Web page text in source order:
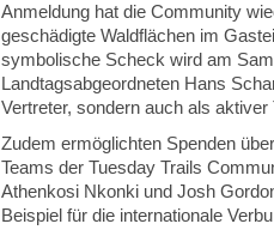
Anmeldung hat die Community
geschädigte Waldflächen im
symbolische Scheck wird am
Landtagsabgeordneten Hans
Vertreter, sondern auch als
Zudem ermöglichten Spenden
Teams der Tuesday Trails
Athenkosi Nkonki und Josh
Beispiel für die internationale